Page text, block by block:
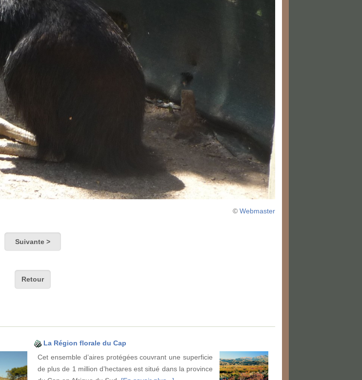
© Webmaster
Suivante >
Retour
La Région florale du Cap
Cet ensemble d’aires protégées couvrant une superficie
de plus de 1 million d’hectares est situé dans la province